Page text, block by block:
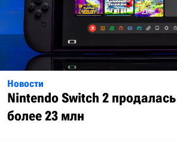
Новости
Nintendo Switch 2
более 23 млн